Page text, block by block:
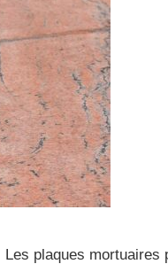
plaques mortuaires